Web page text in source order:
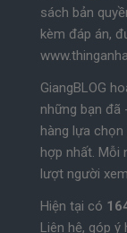
sách bản
kèm đáp án,
GiangBLOG
những bạn đã
hàng lựa
hợp nhất. Mỗi
lượt người
Hiện tại có
Liên hệ, góp